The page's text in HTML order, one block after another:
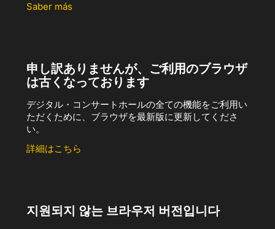
Saber más
申し訳ありませんが、ご利用のブラウザ
は古くなっております
デジタル・コンサートホールの全ての機能をご利用い
ただくために、ブラウザを最新版に更新してくださ
い。
詳細はこちら
지원되지 않는 브라우저 버전입니다